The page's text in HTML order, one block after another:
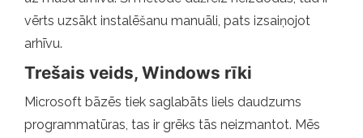
vērts uzsākt instalēšanu manuāli, pats izsaiņojot
arhīvu.
Trešais veids, Windows rīki
Microsoft bāzēs tiek saglabāts liels daudzums
programmatūras, tas ir grēks tās neizmantot. Mēs